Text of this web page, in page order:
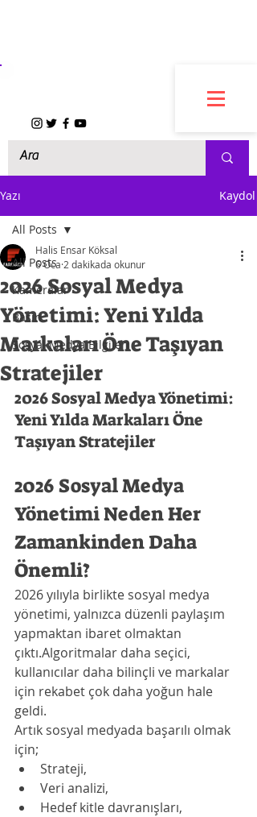
Yazı Kaydol
All Posts
Kameralar
Basın
Sosyal Medya Bilgileri
All Posts
2026 Sosyal Medya
Yönetimi: Yeni Yılda
Markaları Öne Taşıyan
Stratejiler
Halis Ensar Köksal
6 Oca 2 dakikada okunur
2026 Sosyal Medya Yönetimi:
Yeni Yılda Markaları Öne
Taşıyan Stratejiler
2026 Sosyal Medya
Yönetimi Neden Her
Zamankinden Daha
Önemli?
2026 yılıyla birlikte sosyal medya
yönetimi, yalnızca düzenli paylaşım
yapmaktan ibaret olmaktan
çıktı.Algoritmalar daha seçici,
kullanıcılar daha bilinçli ve markalar
için rekabet çok daha yoğun hale
geldi.
Artık sosyal medyada başarılı olmak
için;
Strateji,
Veri analizi,
Hedef kitle davranışları,